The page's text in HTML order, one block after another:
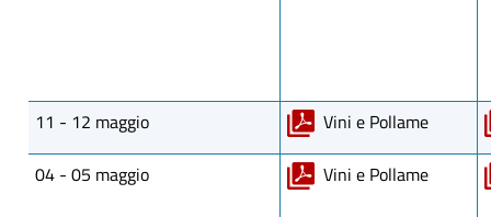
11 - 12 maggio
Vini e Pollame
04 - 05 maggio
Vini e Pollame